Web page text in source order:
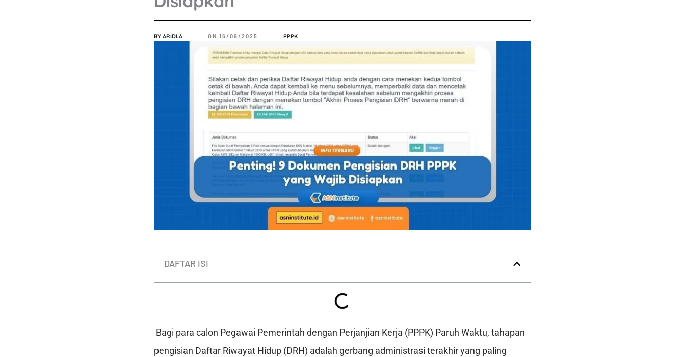
BY ARIDLA ON 16/09/2025 PPPK
DAFTAR ISI
Bagi para calon Pegawai Pemerintah dengan Perjanjian Kerja (PPPK) Paruh Waktu, tahapan
pengisian Daftar Riwayat Hidup (DRH) adalah gerbang administrasi terakhir yang paling